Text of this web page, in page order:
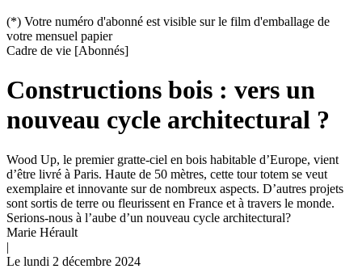
(*) Votre numéro d'abonné est visible sur le film d'emballage de
votre mensuel papier
Cadre de vie [Abonnés]
Constructions bois : vers un
nouveau cycle architectural ?
Wood Up, le premier gratte-ciel en bois habitable d’Europe, vient
d’être livré à Paris. Haute de 50 mètres, cette tour totem se veut
exemplaire et innovante sur de nombreux aspects. D’autres projets
sont sortis de terre ou fleurissent en France et à travers le monde.
Serions-nous à l’aube d’un nouveau cycle architectural?
Marie Hérault
|
Le lundi 2 décembre 2024